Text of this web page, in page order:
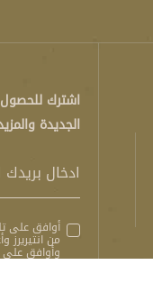
اشترك
الجديدة
أوافق على
من
وأوافق
انتيريرز.